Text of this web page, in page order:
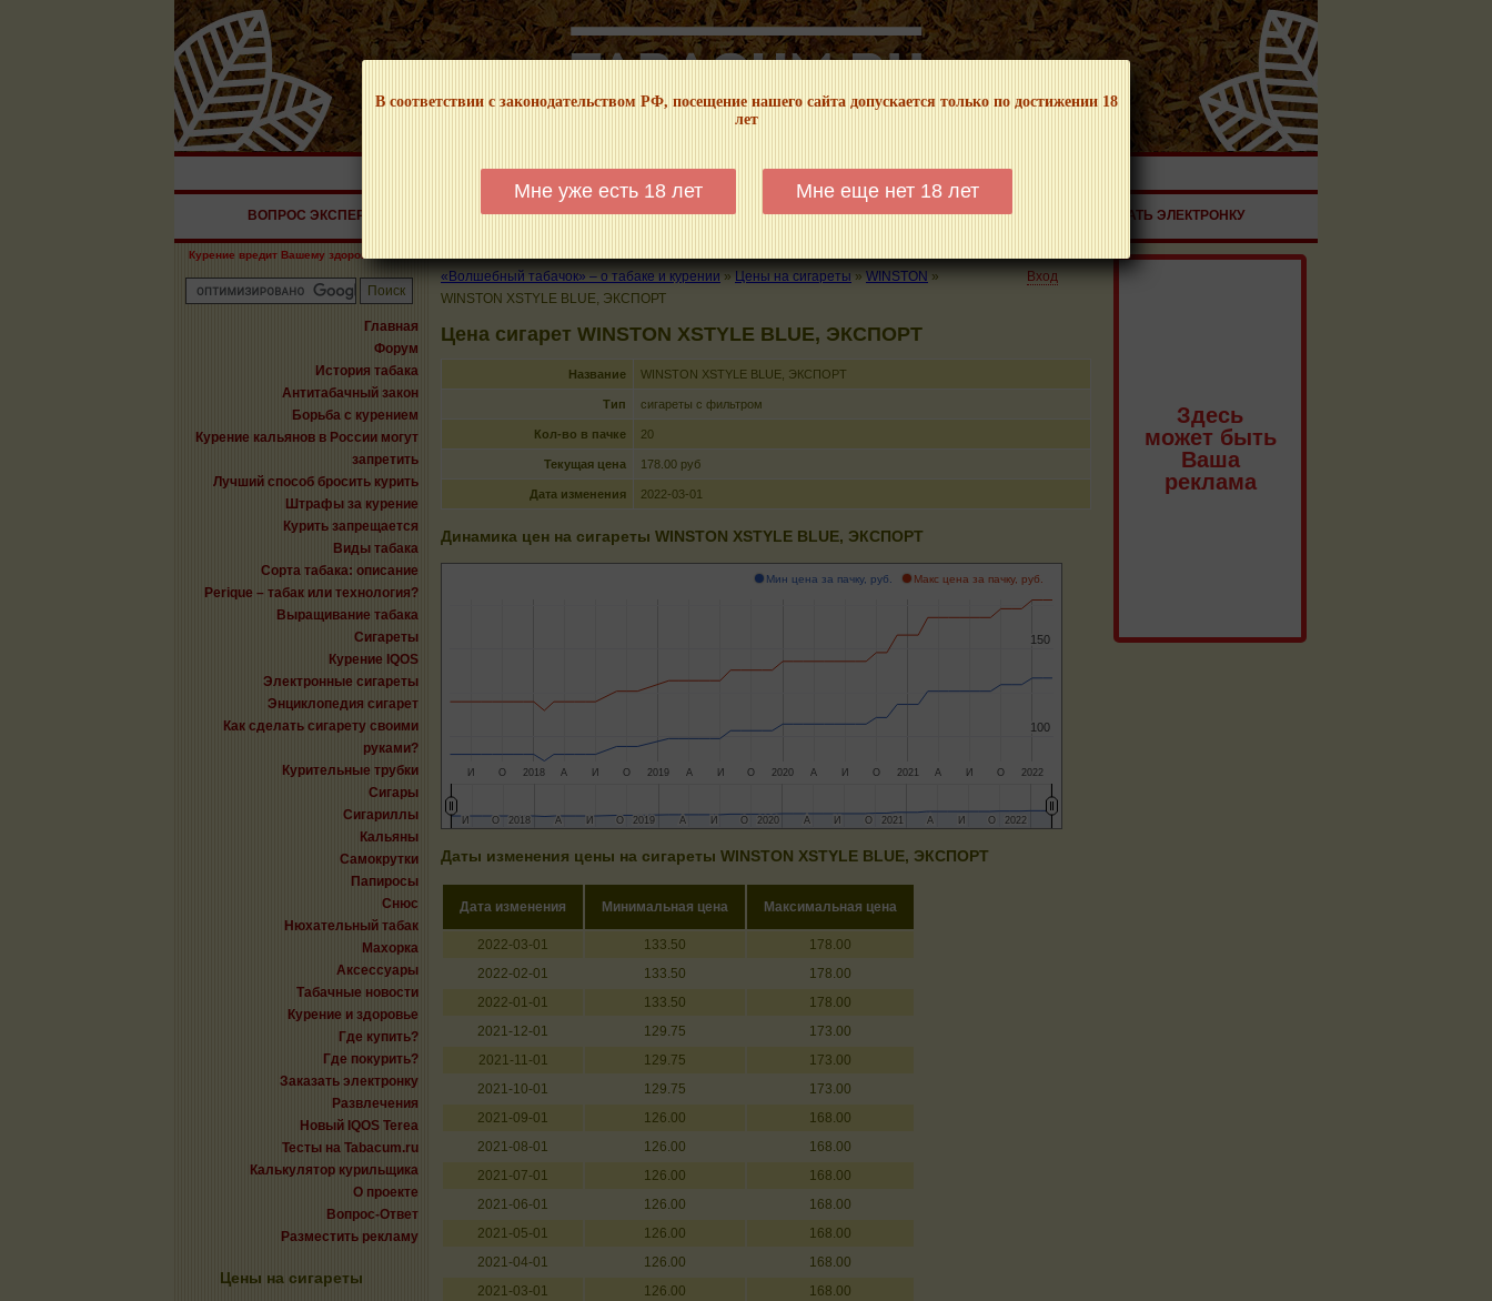
В соответствии с законодательством РФ, посещение нашего сайта допускается только по достижении 18
лет
Мне уже есть 18 лет Мне еще нет 18 лет
НАШ ПОРТАЛ – ИНФОРМАЦИОННЫЙ! МЫ НЕ ЗАНИМАЕМСЯ ПРОДАЖЕЙ И РЕКЛАМОЙ ТАБАЧНОЙ ПРОДУКЦИИ!
ВОПРОС ЭКСПЕРТУ КАЛЬЯНЫ ТРУБКИ ГДЕ КУПИТЬ ГДЕ ПОКУРИТЬ КУРЕНИЕ И ЗДОРОВЬЕ ЗАКАЗАТЬ ЭЛЕКТРОНКУ
Курение вредит Вашему здоровью!
Главная
Форум
История табака
Антитабачный закон
Борьба с курением
Курение кальянов в России могут
запретить
Лучший способ бросить курить
Штрафы за курение
Курить запрещается
Виды табака
Сорта табака: описание
Perique – табак или технология?
Выращивание табака
Сигареты
Курение IQOS
Электронные сигареты
Энциклопедия сигарет
Как сделать сигарету своими
руками?
Курительные трубки
Сигары
Сигариллы
Кальяны
Самокрутки
Папиросы
Снюс
Нюхательный табак
Махорка
Аксессуары
Табачные новости
Курение и здоровье
Где купить?
Где покурить?
Заказать электронку
Развлечения
Новый IQOS Terea
Тесты на Tabacum.ru
Калькулятор курильщика
О проекте
Вопрос-Ответ
Разместить рекламу
Цены на сигареты
«Волшебный табачок» – о табаке и курении » Цены на сигареты » WINSTON »
WINSTON XSTYLE BLUE, ЭКСПОРТ
Вход
Цена сигарет WINSTON XSTYLE BLUE, ЭКСПОРТ
Название WINSTON XSTYLE BLUE, ЭКСПОРТ
Тип сигареты с фильтром
Кол-во в пачке 20
Текущая цена 178.00 руб
Дата изменения 2022-03-01
Динамика цен на сигареты WINSTON XSTYLE BLUE, ЭКСПОРТ
Мин цена за пачку, руб. Макс цена за пачку, руб.
2018 2019 2020 2021 2022
И О А И О А И О А И О А И О
100
100
150
150
2018
2018 2019
2019 2020
2020 2021
2021 2022
2022
ИИ О
О А
А ИИ О
О А
А ИИ О
О А
А ИИ О
О А
А ИИ О
О
Даты изменения цены на сигареты WINSTON XSTYLE BLUE, ЭКСПОРТ
Дата изменения Минимальная цена Максимальная цена
2022-03-01 133.50
178.00
2022-02-01
133.50
178.00
2022-01-01
133.50
178.00
2021-12-01
129.75
173.00
2021-11-01
129.75
173.00
2021-10-01
129.75
173.00
2021-09-01
126.00
168.00
2021-08-01
126.00
168.00
2021-07-01
126.00
168.00
2021-06-01
126.00
168.00
2021-05-01
126.00
168.00
2021-04-01
126.00
168.00
2021-03-01
126.00
168.00
Здесь
может быть
Ваша
реклама